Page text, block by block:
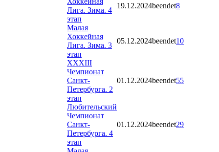
Лига. Зима. 4
этап
19.12.2024beendet8
Малая
Хоккейная
Лига. Зима. 3
этап
05.12.2024beendet10
XXXIII
Чемпионат
Санкт-
Петербурга. 2
этап
01.12.2024beendet55
Любительский
Чемпионат
Санкт-
Петербурга. 4
этап
01.12.2024beendet29